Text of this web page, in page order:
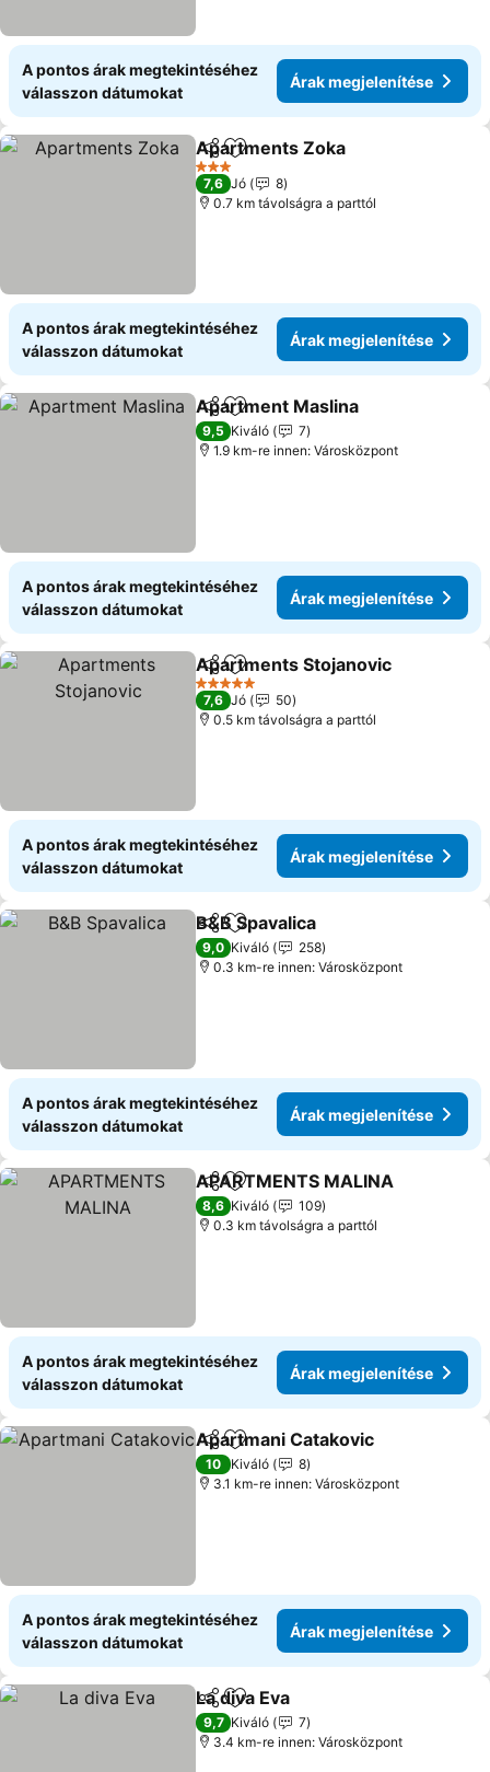
A pontos árak megtekintéséhez
válasszon dátumokat
Árak megjelenítése
Megosztás
Hozzáadás a kedvencekhez
Apartments Zoka
3 Kategória
7,6 Jó
8
0.7 km távolságra a parttól
A pontos árak megtekintéséhez
válasszon dátumokat
Árak megjelenítése
Megosztás
Hozzáadás a kedvencekhez
Apartment Maslina
9,5 Kiváló
7
1.9 km-re innen: Városközpont
A pontos árak megtekintéséhez
válasszon dátumokat
Árak megjelenítése
Megosztás
Hozzáadás a kedvencekhez
Apartments Stojanovic
5 Kategória
7,6 Jó
50
0.5 km távolságra a parttól
A pontos árak megtekintéséhez
válasszon dátumokat
Árak megjelenítése
Megosztás
Hozzáadás a kedvencekhez
B&B Spavalica
9,0 Kiváló
258
0.3 km-re innen: Városközpont
A pontos árak megtekintéséhez
válasszon dátumokat
Árak megjelenítése
Megosztás
Hozzáadás a kedvencekhez
APARTMENTS MALINA
8,6 Kiváló
109
0.3 km távolságra a parttól
A pontos árak megtekintéséhez
válasszon dátumokat
Árak megjelenítése
Megosztás
Hozzáadás a kedvencekhez
Apartmani Catakovic
10 Kiváló
8
3.1 km-re innen: Városközpont
A pontos árak megtekintéséhez
válasszon dátumokat
Árak megjelenítése
Megosztás
Hozzáadás a kedvencekhez
La diva Eva
9,7 Kiváló
7
3.4 km-re innen: Városközpont